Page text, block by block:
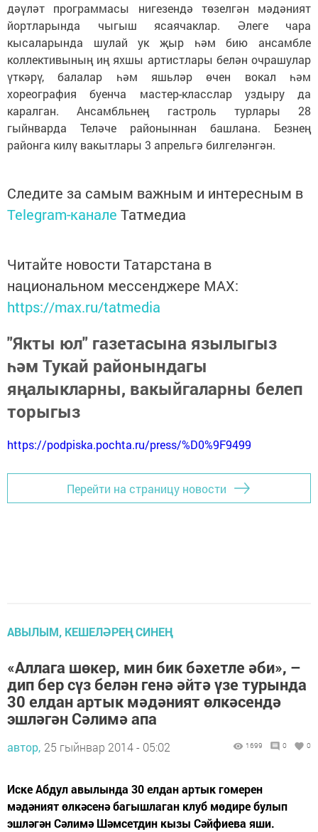
дәүләт программасы нигезендә төзелгән мәдәният
йортларында чыгыш ясаячаклар. Әлеге чара
кысаларында шулай ук җыр һәм бию ансамбле
коллективының иң яхшы артистлары белән очрашулар
үткәрү, балалар һәм яшьләр өчен вокал һәм
хореография буенча мастер-класслар уздыру да
каралган. Ансамбльнең гастроль турлары 28
гыйнварда Теләче районыннан башлана. Безнең
районга килү вакытлары 3 апрельгә билгеләнгән.
Следите за самым важным и интересным в
Telegram-канале Татмедиа
Читайте новости Татарстана в
национальном мессенджере MАХ:
https://max.ru/tatmedia
"Якты юл" газетасына язылыгыз
һәм Тукай районындагы
яңалыкларны, вакыйгаларны белеп
торыгыз
https://podpiska.pochta.ru/press/%D0%9F9499
Перейти на страницу новости
АВЫЛЫМ, КЕШЕЛӘРЕҢ СИНЕҢ
«Аллага шөкер, мин бик бәхетле әби», –
дип бер сүз белән генә әйтә үзе турында
30 елдан артык мәдәният өлкәсендә
эшләгән Сәлимә апа
автор, 25 гыйнвар 2014 - 05:02 1699 0 0
Иске Абдул авылында 30 елдан артык гомерен
мәдәният өлкәсенә багышлаган клуб мөдире булып
эшләгән Сәлимә Шәмсетдин кызы Сәйфиева яши.